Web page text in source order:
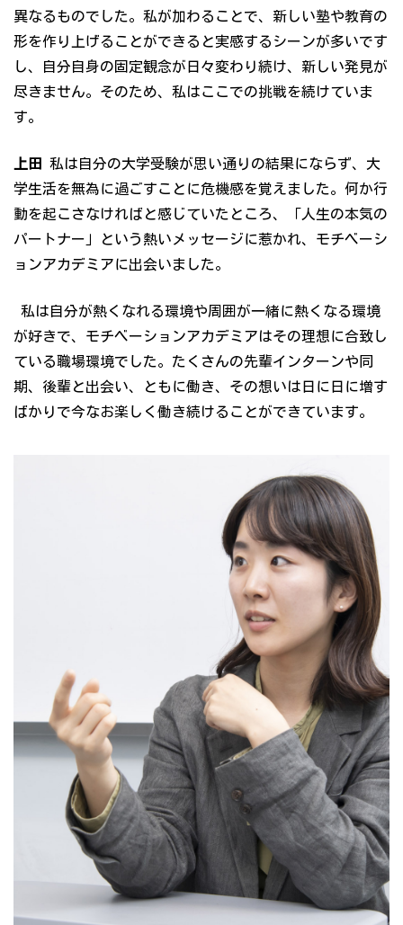
異なるものでした。私が加わることで、新しい塾や教育の
形を作り上げることができると実感するシーンが多いです
し、自分自身の固定観念が日々変わり続け、新しい発見が
尽きません。そのため、私はここでの挑戦を続けていま
す。
上田
私は自分の大学受験が思い通りの結果にならず、大
学生活を無為に過ごすことに危機感を覚えました。何か行
動を起こさなければと感じていたところ、「人生の本気の
パートナー」という熱いメッセージに惹かれ、モチベーシ
ョンアカデミアに出会いました。
私は自分が熱くなれる環境や周囲が一緒に熱くなる環境
が好きで、モチベーションアカデミアはその理想に合致し
ている職場環境でした。たくさんの先輩インターンや同
期、後輩と出会い、ともに働き、その想いは日に日に増す
ばかりで今なお楽しく働き続けることができています。